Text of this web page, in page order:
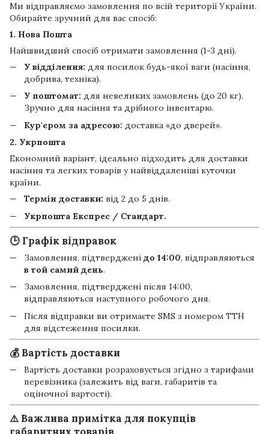
Ми відправляємо замовлення по всій території України.
Обирайте зручний для вас спосіб:
1. Нова Пошта
Найшвидший спосіб отримати замовлення (1-3 дні).
У відділення: для посилок будь-якої ваги (насіння,
добрива, техніка).
У поштомат: для невеликих замовлень (до 20 кг).
Зручно для насіння та дрібного інвентарю.
Кур'єром за адресою: доставка «до дверей».
2. Укрпошта
Економний варіант, ідеально підходить для доставки
насіння та легких товарів у найвіддаленіші куточки
країни.
Термін доставки: від 2 до 5 днів.
Укрпошта Експрес / Стандарт.
🕒 Графік відправок
Замовлення, підтверджені до 14:00, відправляються
в той самий день.
Замовлення, підтверджені після 14:00,
відправляються наступного робочого дня.
Після відправки ви отримаєте SMS з номером ТТН
для відстеження посилки.
💰 Вартість доставки
Вартість доставки розраховується згідно з тарифами
перевізника (залежить від ваги, габаритів та
оціночної вартості).
⚠️ Важлива примітка для покупців
габаритних товарів